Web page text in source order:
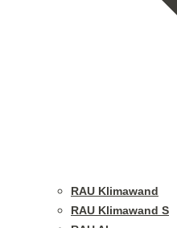
RAU Klimawand
RAU Klimawand S